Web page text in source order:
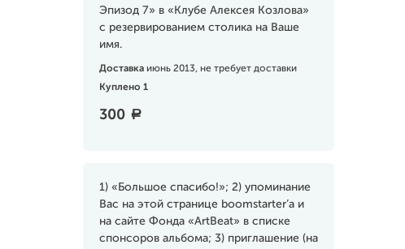
Эпизод 7» в «Клубе Алексея Козлова»
с резервированием столика на Ваше
имя.
Доставка июнь 2013, не требует доставки
Куплено 1
300 a
1) «Большое спасибо!»; 2) упоминание
Вас на этой странице boomstarter’a и
на сайте Фонда «ArtBeat» в списке
спонсоров альбома; 3) приглашение (на